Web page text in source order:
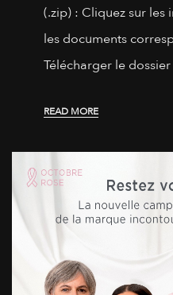
(.zip) : Cliquez sur
les documents
Télécharger le
READ MORE